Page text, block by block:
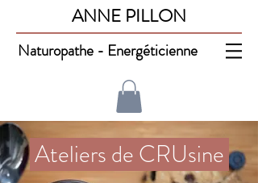
ANNE PILLON
Naturopathe - Energéticienne
Ateliers de CRUsine